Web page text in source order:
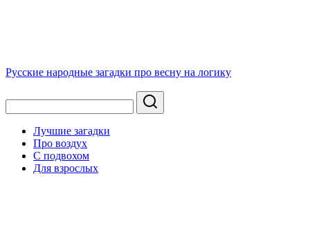
Русские народные загадки про весну на логику
Лучшие загадки
Про воздух
С подвохом
Для взрослых